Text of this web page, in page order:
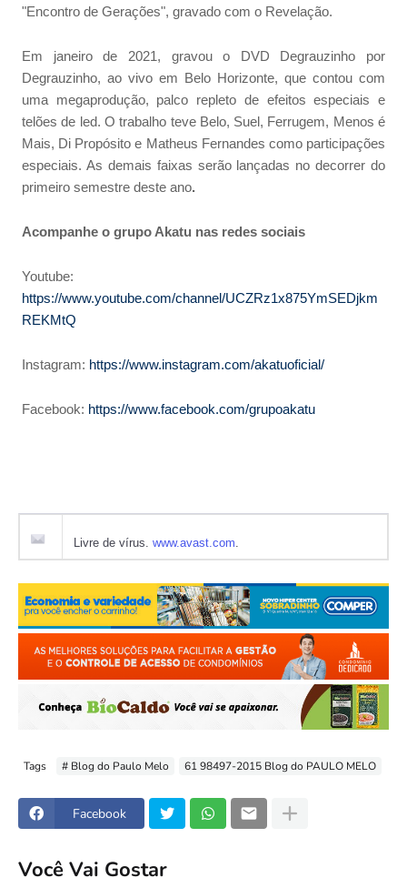
"Encontro de Gerações", gravado com o Revelação.
Em janeiro de 2021, gravou o DVD Degrauzinho por
Degrauzinho, ao vivo em Belo Horizonte, que contou com
uma megaprodução, palco repleto de efeitos especiais e
telões de led. O trabalho teve Belo, Suel, Ferrugem, Menos é
Mais, Di Propósito e Matheus Fernandes como participações
especiais. As demais faixas serão lançadas no decorrer do
primeiro semestre deste ano.
Acompanhe o grupo Akatu nas redes sociais
Youtube:
https://www.youtube.com/channel/UCZRz1x875YmSEDjkm
REKMtQ
Instagram: https://www.instagram.com/akatuoficial/
Facebook: https://www.facebook.com/grupoakatu
Livre de vírus. www.avast.com.
Tags # Blog do Paulo Melo 61 98497-2015 Blog do PAULO MELO
Facebook
Você Vai Gostar